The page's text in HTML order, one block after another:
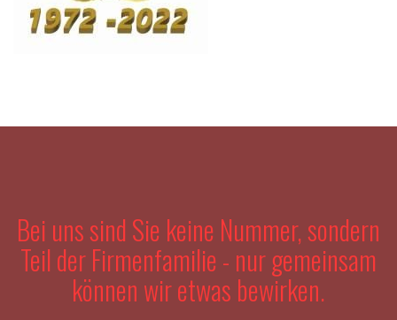
Bei uns sind Sie keine Nummer, sondern
Teil der Firmenfamilie - nur gemeinsam
können wir etwas bewirken.